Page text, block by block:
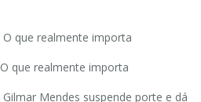
O que realmente importa
O que realmente importa
Gilmar Mendes suspende porte e dá